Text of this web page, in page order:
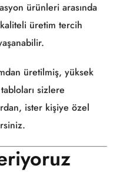
ürünleri arasında
üretim tercih
üretilmiş, yüksek
sizlere
ister kişiye özel